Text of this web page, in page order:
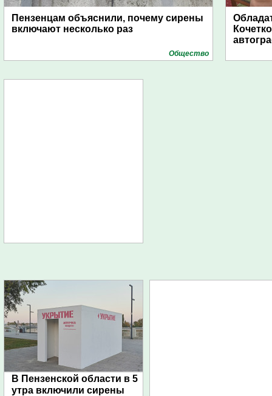
Пензенцам объяснили, почему сирены
включают несколько раз
Общество
В Пензенской области в 5
утра включили сирены